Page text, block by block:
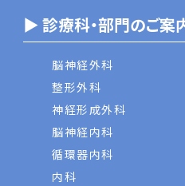
▶ 診療科・部門のご案
脳神経外科
整形外科
神経形成外科
脳神経内科
循環器内科
内科